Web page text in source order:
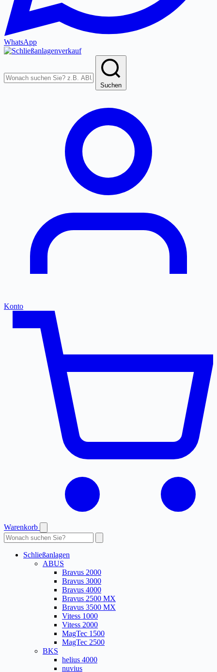
WhatsApp
Suchen
Konto
Warenkorb
Produkte
durchsuchen
Schließanlagen
ABUS
Bravus 2000
Bravus 3000
Bravus 4000
Bravus 2500 MX
Bravus 3500 MX
Vitess 1000
Vitess 2000
MagTec 1500
MagTec 2500
BKS
helius 4000
nuvius